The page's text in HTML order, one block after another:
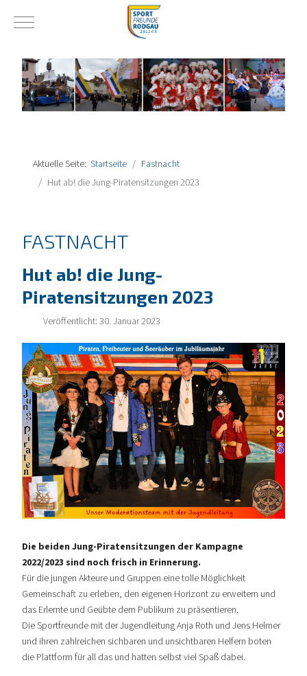
Mobile Menu Toggle
Aktuelle Seite: Startseite
Fastnacht
Hut ab! die Jung-Piratensitzungen 2023
FASTNACHT
Hut ab! die Jung-
Piratensitzungen 2023
Veröffentlicht: 30. Januar 2023
Die beiden Jung-Piratensitzungen der Kampagne
2022/2023 sind noch frisch in Erinnerung.
Für die jungen Akteure und Gruppen eine tolle Möglichkeit
Gemeinschaft zu erleben, den eigenen Horizont zu erweitern und
das Erlernte und Geübte dem Publikum zu präsentieren.
Die Sportfreunde mit der Jugendleitung Anja Roth und Jens Helmer
und ihren zahlreichen sichbaren und unsichtbaren Helfern boten
die Plattform für all das und hatten selbst viel Spaß dabei.